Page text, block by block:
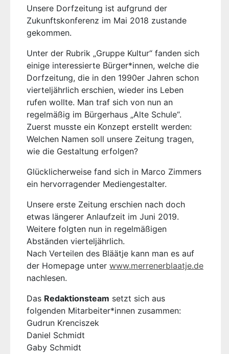
Unsere Dorfzeitung ist aufgrund der
Zukunftskonferenz im Mai 2018 zustande
gekommen.
Unter der Rubrik „Gruppe Kultur“ fanden sich
einige interessierte Bürger*innen, welche die
Dorfzeitung, die in den 1990er Jahren schon
vierteljährlich erschien, wieder ins Leben
rufen wollte. Man traf sich von nun an
regelmäßig im Bürgerhaus „Alte Schule“.
Zuerst musste ein Konzept erstellt werden:
Welchen Namen soll unsere Zeitung tragen,
wie die Gestaltung erfolgen?
Glücklicherweise fand sich in Marco Zimmers
ein hervorragender Mediengestalter.
Unsere erste Zeitung erschien nach doch
etwas längerer Anlaufzeit im Juni 2019.
Weitere folgten nun in regelmäßigen
Abständen vierteljährlich.
Nach Verteilen des Bläätje kann man es auf
der Homepage unter www.merrenerblaatje.de
nachlesen.
Das Redaktionsteam setzt sich aus
folgenden Mitarbeiter*innen zusammen:
Gudrun Krenciszek
Daniel Schmidt
Gaby Schmidt